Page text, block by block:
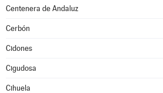
Centenera de Andaluz
Cerbón
Cidones
Cigudosa
Cihuela